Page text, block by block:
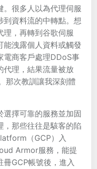
。很多人以為代理伺服
到資料流的中轉點。想
理，再轉到谷歌伺服
能洩露個人資料或觸發
電商客戶處理DDoS事
代理，結果流量被放
那次教訓讓我深刻體
選擇可靠的服務並加固
，那些往往是駭客的陷
（GCP）入
Armor服務，能提
GCP帳號後，進入